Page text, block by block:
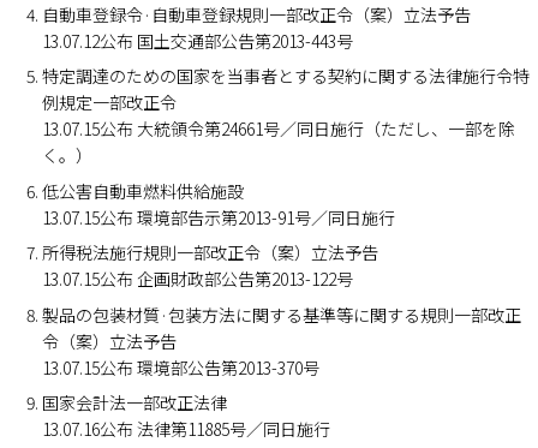
自動車登録令·自動車登録規則一部改正令（案）立法予告
13.07.12公布 国土交通部公告第2013-443号
特定調達のための国家を当事者とする契約に関する法律施行令特
例規定一部改正令
13.07.15公布 大統領令第24661号／同日施行（ただし、一部を除
く。）
低公害自動車燃料供給施設
13.07.15公布 環境部告示第2013-91号／同日施行
所得税法施行規則一部改正令（案）立法予告
13.07.15公布 企画財政部公告第2013-122号
製品の包装材質·包装方法に関する基準等に関する規則一部改正
令（案）立法予告
13.07.15公布 環境部公告第2013-370号
国家会計法一部改正法律
13.07.16公布 法律第11885号／同日施行